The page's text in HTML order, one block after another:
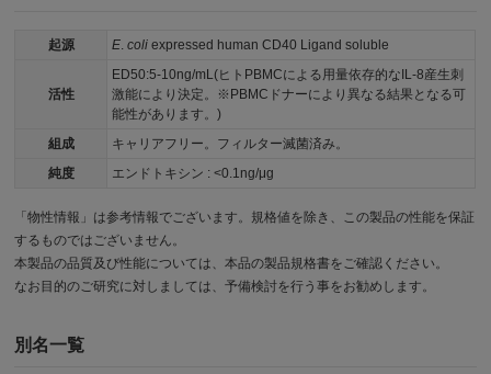
起源 E.coliexpressed human CD40 Ligand soluble
活性
ED50:5-10ng/mL(ヒトPBMCによる用量依存的なIL-8産生刺
激能により決定。※PBMCドナーにより異なる結果となる可
能性があります。)
組成
キャリアフリー。フィルター滅菌済み。
純度
エンドトキシン : <0.1ng/μg
「物性情報」は参考情報でございます。規格値を除き、この製品の性能を保証
するものではございません。
本製品の品質及び性能については、本品の製品規格書をご確認ください。
なお目的のご研究に対しましては、予備検討を行う事をお勧めします。
別名一覧